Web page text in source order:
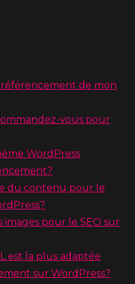
de mon
vous pour
WordPress
du contenu pour le
pour le SEO sur
est la plus adaptée
sur WordPress?